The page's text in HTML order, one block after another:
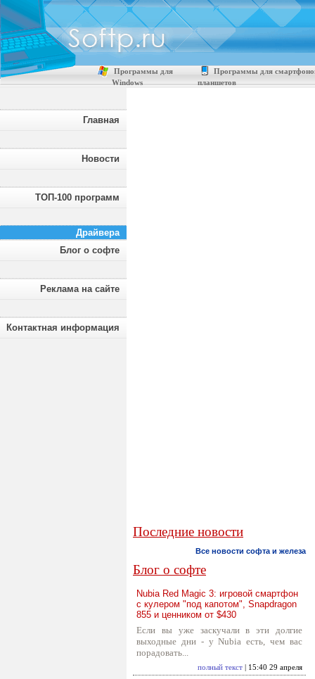
Программы для
Windows
Программы для
планшетов
Главная
Новости
ТОП-100 программ
Драйвера
Блог о софте
Реклама на сайте
Контактная информация
Последние новости
Все новости софта и железа
Блог о софте
Nubia Red Magic 3: игровой смартфон
с кулером "под капотом", Snapdragon
855 и ценником от $430
Если вы уже заскучали в эти долгие
выходные дни - у Nubia есть, чем вас
порадовать...
полный текст | 15:40 29 апреля